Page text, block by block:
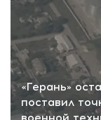
«Герань»
поставил
военной